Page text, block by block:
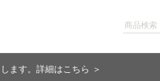
ます。詳細はこちら ＞